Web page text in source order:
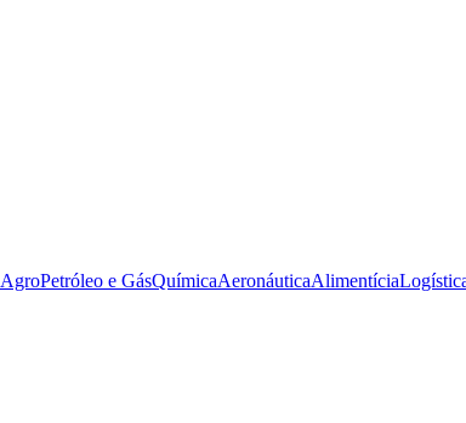
AgroPetróleo e GásQuímicaAeronáuticaAlimentícia